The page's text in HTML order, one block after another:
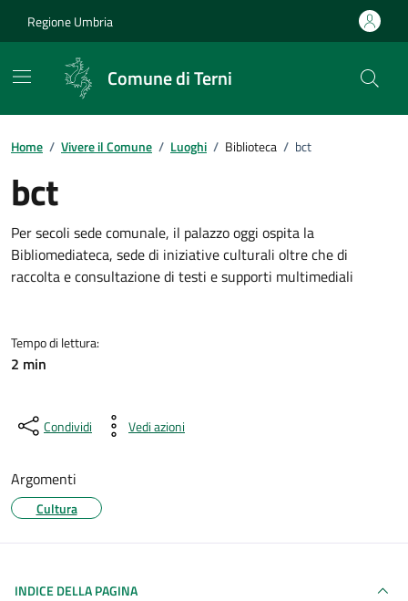
Regione Umbria
Comune di Terni
Home / Vivere il Comune / Luoghi / Biblioteca / bct
bct
Dettagli del Luogo
Per secoli sede comunale, il palazzo oggi ospita la
Bibliomediateca, sede di iniziative culturali oltre che di
raccolta e consultazione di testi e supporti multimediali
Tempo di lettura:
2 min
Condividi Vedi azioni
Argomenti
Cultura
INDICE DELLA PAGINA